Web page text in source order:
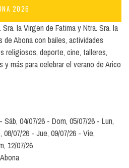
2026
la Virgen de Fatima y Ntra. Sra. la
Abona con bailes, actividades
religiosos, deporte, cine, talleres,
más para celebrar el verano de Arico
Sáb, 04/07/26 Dom, 05/07/26
Lun,
08/07/26 Jue, 09/07/26
Vie,
12/07/26